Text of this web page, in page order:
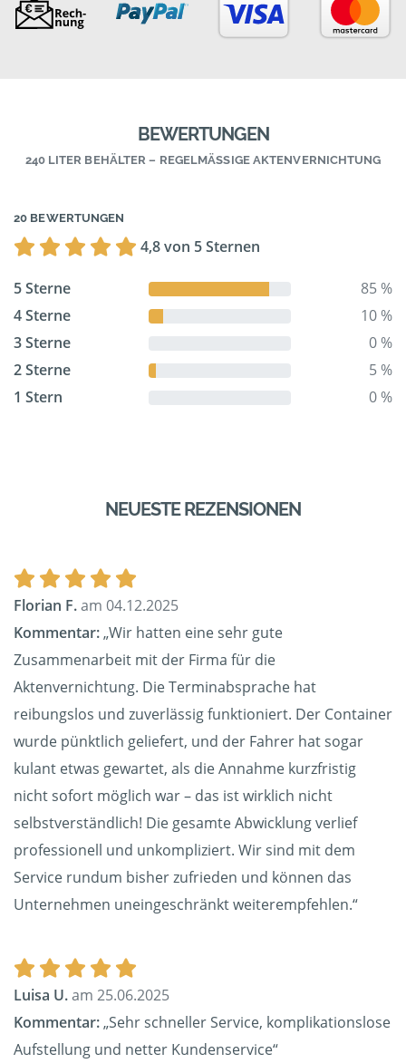
BEWERTUNGEN
240 LITER BEHÄLTER – REGELMÄSSIGE AKTENVERNICHTUNG
20 BEWERTUNGEN
4,8 von 5 Sternen
5 Sterne
85 %
4 Sterne
10 %
3 Sterne
0 %
2 Sterne
5 %
1 Stern
0 %
NEUESTE REZENSIONEN
Florian F.am 04.12.2025
Kommentar:„Wir hatten eine sehr gute
Zusammenarbeit mit der Firma für die
Aktenvernichtung. Die Terminabsprache hat
reibungslos und zuverlässig funktioniert. Der Container
wurde pünktlich geliefert, und der Fahrer hat sogar
kulant etwas gewartet, als die Annahme kurzfristig
nicht sofort möglich war – das ist wirklich nicht
selbstverständlich! Die gesamte Abwicklung verlief
professionell und unkompliziert. Wir sind mit dem
Service rundum bisher zufrieden und können das
Unternehmen uneingeschränkt weiterempfehlen.“
Luisa U.am 25.06.2025
Kommentar:„Sehr schneller Service, komplikationslose
Aufstellung und netter Kundenservice“